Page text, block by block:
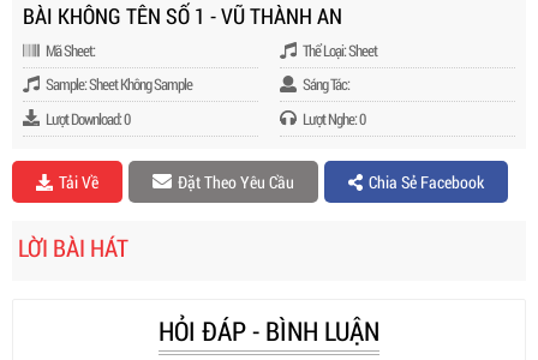
BÀI KHÔNG TÊN SỐ 1 - VŨ THÀNH AN
Mã Sheet:
Thể Loại: Sheet
Sample: Sheet Không Sample
Sáng Tác:
Lượt Download: 0
Lượt Nghe: 0
Tải Về Đặt Theo Yêu Cầu Chia Sẻ Facebook
LỜI BÀI HÁT
HỎI ĐÁP - BÌNH LUẬN